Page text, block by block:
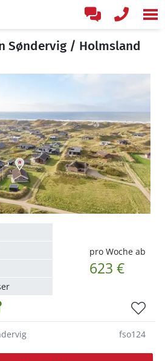
Søndervig / Holmsland
pro Woche ab
623 €
fso124